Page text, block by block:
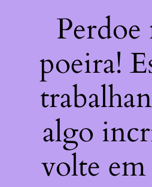
Perdoe
poeira!
algo
volte